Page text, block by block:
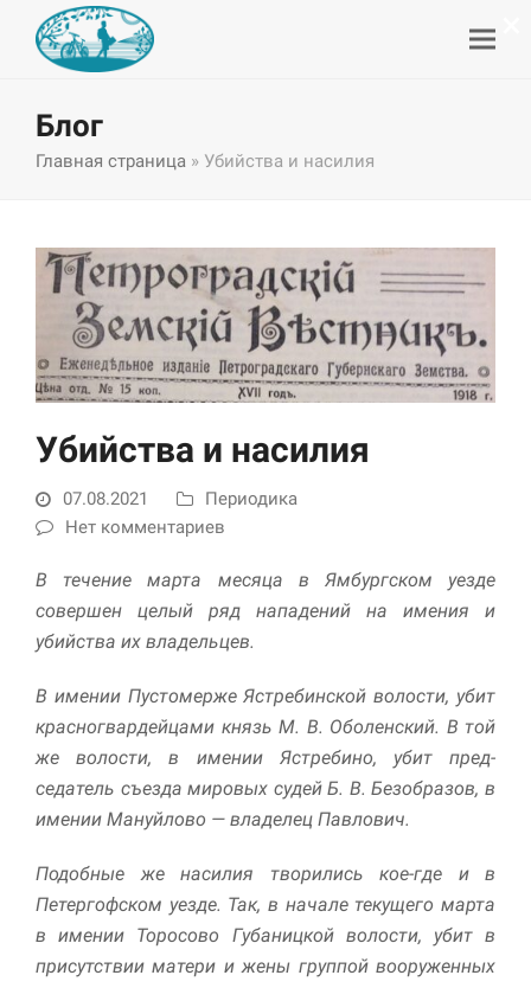
Блог
Главная страница » Убийства и насилия
Убийства и насилия
07.08.2021
Периодика
Нет комментариев
В течение марта месяца в Ямбургском уезде
совершен целый ряд нападений на имения и
убийства их владельцев.
В имении Пустомерже Ястребинской волости, убит
красногвардейцами князь М. В. Оболенский. В той
же волости, в имении Ястребино, убит пред­
седатель съезда мировых судей Б. В. Безобразов, в
имении Мануйлово — владелец Павлович.
Подобные же насилия творились кое-где и в
Петергофском уезде. Так, в начале текущего марта
в имении Торосово Губаницкой волости, убит в
присутствии матери и жены группой вооруженных
Необходимые
Использование
этих файлов cookie
необходимы для
функционирования
веб-сайта.